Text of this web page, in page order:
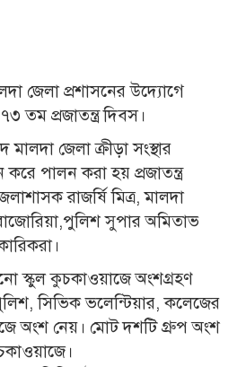
জেলা প্রশাসনের উদ্যোগে
তম প্রজাতন্ত্র দিবস।
জেলা ক্রীড়া সংস্থার
পালন করা হয় প্রজাতন্ত্র
রাজর্ষি মিত্র, মালদা
সুপার অমিতাভ
স্কুল কুচকাওয়াজে অংশগ্রহণ
সিভিক ভলেন্টিয়ার, কলেজের
অংশ নেয়। মোট দশটি গ্রুপ অংশ